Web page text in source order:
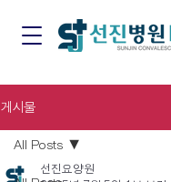
게시물
All Posts
선진요양원